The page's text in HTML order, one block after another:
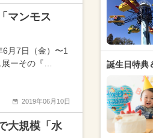
マンモス
月7日（金）〜1
ーその『…
2019年06月10日
大規模「水
誕生日特典